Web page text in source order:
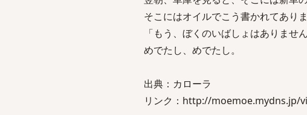
そこにはオイルでこう書かれてありま
「もう、ぼくのいばしょはありませ
めでたし、めでたし。
出典：カローラ
リンク：http://moemoe.mydns.jp/